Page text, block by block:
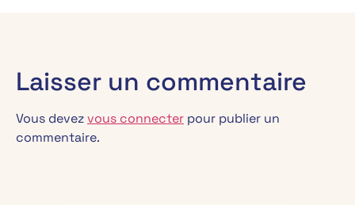
Laisser un commentaire
Vous devezvous connecter pour publier un
commentaire.